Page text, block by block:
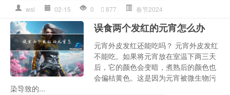
wsl 02-15 0 877 春节2024
误食两个发红的元宵怎么办
元宵外皮发红还能吃吗？ 元宵外皮发红
不能吃。如果将元宵放在室温下两三天
后，它的颜色会变暗，煮熟后的颜色也
会偏桔黄色。这是因为元宵被微生物污
染导致的...